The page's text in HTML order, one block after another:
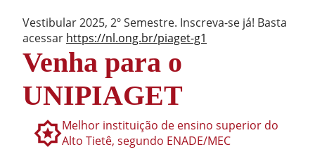
Vestibular 2025, 2º Semestre. Inscreva-se já! Basta
acessar https://nl.ong.br/piaget-g1
Venha para o
UNIPIAGET
Melhor instituição de ensino superior do
Alto Tietê, segundo ENADE/MEC